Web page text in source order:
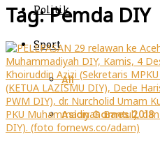
Politik
Sport
All
Asian Games 2018
Tag:Pemda DIY